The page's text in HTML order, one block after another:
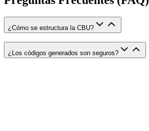
¿Cómo se estructura la CBU?
¿Los códigos generados son seguros?